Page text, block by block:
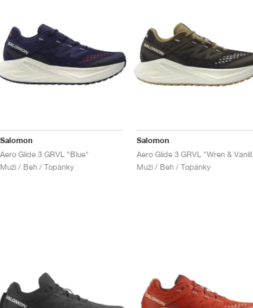
Salomon
Aero Glide 3 GRVL "Blue"
Muži / Beh / Topánky
Salomon
Muži / Beh / Topánky